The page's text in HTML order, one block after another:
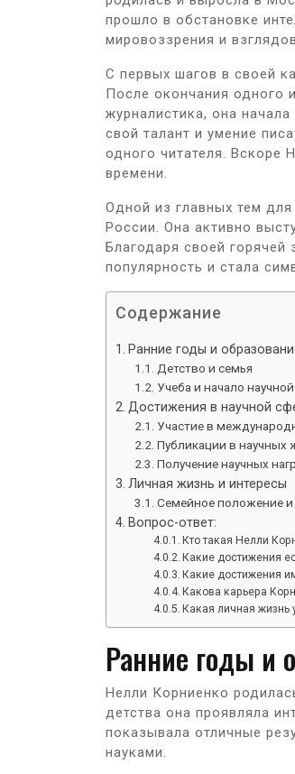
прошло в обстановке
мировоззрения и
С первых шагов в своей
После окончания одного
журналистика, она
свой талант и умение
одного читателя. Вскоре
времени.
Одной из главных тем
России. Она активно
Благодаря своей
популярность и стала
Содержание
Ранние годы и
Детство и семья
Учеба и начало
Достижения в научной
Участие в
Публикации в научных
Получение научных
Личная жизнь и интересы
Семейное положение и
Вопрос-ответ:
Кто такая Нелли
Какие достижения
Какие достижения
Какова карьера
Какая личная жизнь
Ранние годы и
Нелли Корниенко
детства она проявляла
показывала отличные
науками.